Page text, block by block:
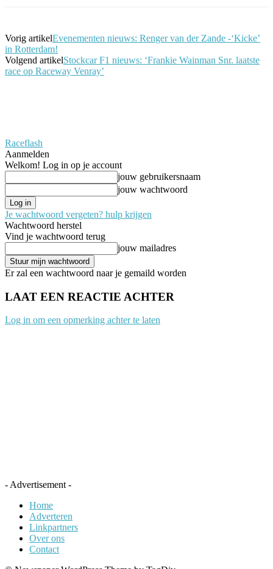
Vorig artikelEvenementen nieuws: Renger van der Zande -‘Kicke’
in Rotterdam!
Volgend artikelStockcar F1 nieuws: ‘Frankie Wainman Snr. laatste
race op Raceway Venray’
Raceflash
Aanmelden
Welkom! Log in op je account
jouw gebruikersnaam
jouw wachtwoord
Je wachtwoord vergeten? hulp krijgen
Wachtwoord herstel
Vind je wachtwoord terug
jouw mailadres
Er zal een wachtwoord naar je gemaild worden
LAAT EEN REACTIE ACHTER
Log in om een opmerking achter te laten
- Advertisement -
Home
Adverteren
Linkpartners
Over ons
Contact